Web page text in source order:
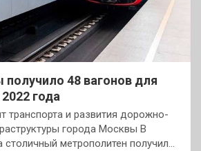
48 вагонов для
года
транспорта и развития дорожно-
города Москвы В
столичный метрополитен получил…